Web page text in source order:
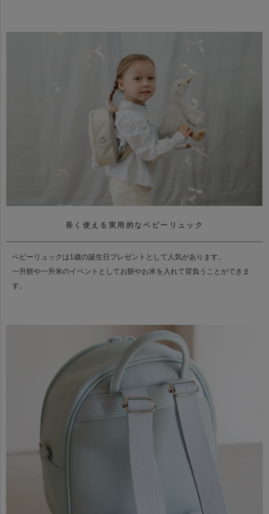
長く使える実用的なベビーリュック
ベビーリュックは1歳の誕生日プレゼントとして人気があります。
一升餅や一升米のイベントとしてお餅やお米を入れて背負うことができま
す。